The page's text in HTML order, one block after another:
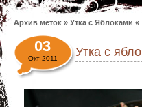
Архив меток » Утка с Яблоками «
Утка с
03
Окт 2011